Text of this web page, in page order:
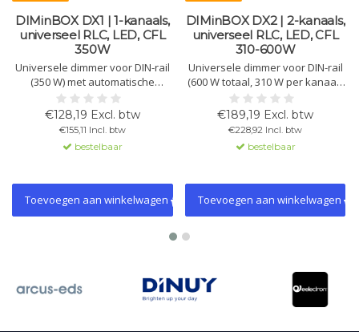
DIMinBOX DX1 | 1-kanaals,
universeel RLC, LED, CFL
350W
Universele dimmer voor DIN-rail
(350 W) met automatische
detectie van belastingen (RLC,
LED, CFL). Handmatige bediening
mogelijk, met storingsdetectie en
instelbare dimcurve.
€128,19 Excl. btw
€155,11 Incl. btw
bestelbaar
Toevoegen aan winkelwagen
DIMinBOX DX2 | 2-kanaals,
universeel RLC, LED, CFL
310-600W
Universele dimmer voor DIN-rail
(600 W totaal, 310 W per kanaal).
2 kanalen voor RLC, LED en CFL,
met automatische detectie,
handmatige bediening en
logische functies. Inclusief 2
analoge/digitale ingangen.
€189,19 Excl. btw
€228,92 Incl. btw
bestelbaar
Toevoegen aan winkelwagen